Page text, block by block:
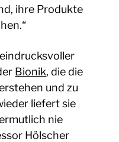
ihre Produkte
Bionik, die die
und zu
liefert sie
nie
Hölscher